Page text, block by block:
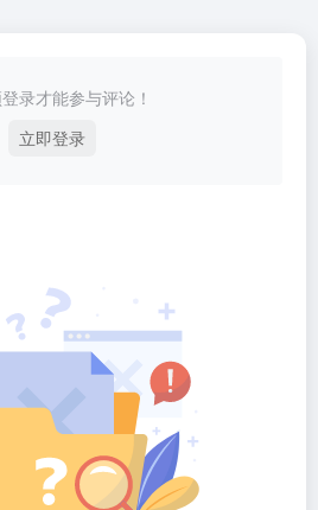
录才能参与评论！
立即登录